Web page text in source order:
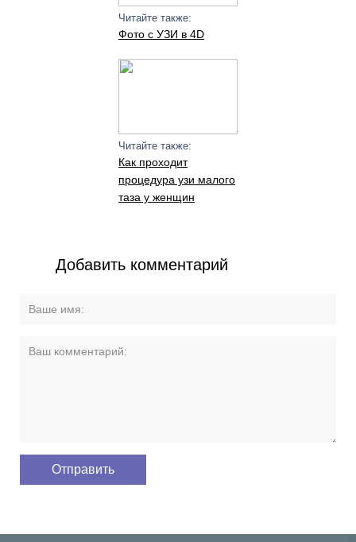
Читайте также:
Фото с УЗИ в 4D
Читайте также:
Как проходит
процедура узи малого
таза у женщин
Добавить комментарий